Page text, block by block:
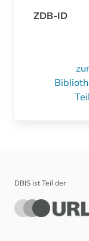
ZDB-ID
DBIS ist Teil der